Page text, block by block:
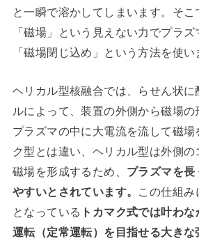
と一瞬で溶かしてしまいます。そこ
「磁場」という見えない力でプラ
「磁場閉じ込め」という方法を使い
ヘリカル型核融合では、らせん状に
ルによって、装置の外側から磁場の
プラズマの中に大電流を流して磁
ク型とは違い、ヘリカル型は外側
磁場を形成するため、 プラズマを
やすいとされています。 この仕組
となっている トカマク式では叶わ
運転（定常運転）を目指せる大きな